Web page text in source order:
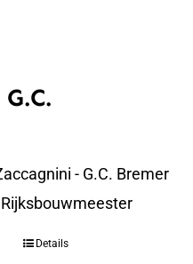
- G.C. Bremer
Details